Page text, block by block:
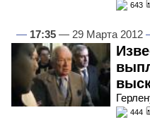
643
— 17:35 — 29 Марта 2012
444